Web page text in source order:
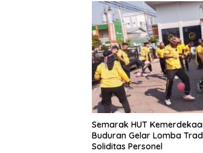
Semarak HUT
Buduran Gelar Lomba
Soliditas Personel